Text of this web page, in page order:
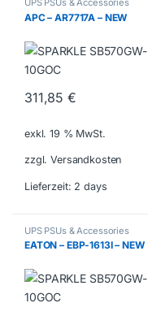
UPS PSUs & Accessories
APC – AR7717A – NEW
311,85€
exkl. 19 % MwSt.
zzgl. Versandkosten
Lieferzeit: 2 days
UPS PSUs & Accessories
EATON – EBP-1613I – NEW